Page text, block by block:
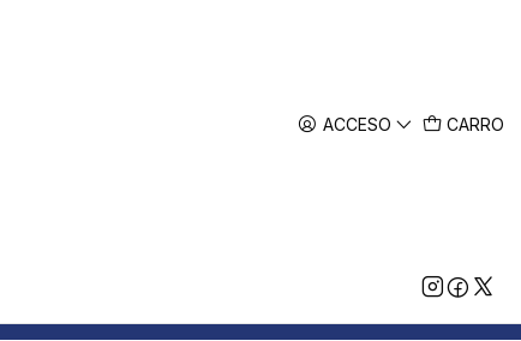
ACCESO CARRO